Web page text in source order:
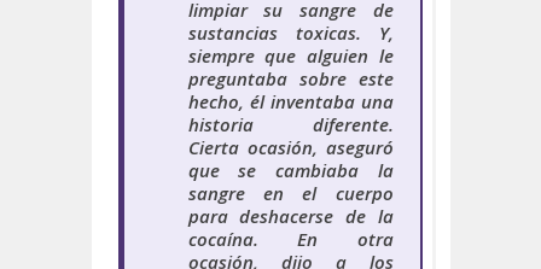
limpiar su sangre de
sustancias toxicas. Y,
siempre que alguien le
preguntaba sobre este
hecho, él inventaba una
historia diferente.
Cierta ocasión, aseguró
que se cambiaba la
sangre en el cuerpo
para deshacerse de la
cocaína. En otra
ocasión, dijo a los